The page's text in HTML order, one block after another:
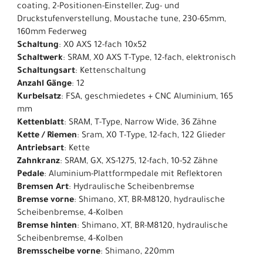
coating, 2-Positionen-Einsteller, Zug- und
Druckstufenverstellung, Moustache tune, 230-65mm,
160mm Federweg
Schaltung: X0 AXS 12-fach 10x52
Schaltwerk: SRAM, X0 AXS T-Type, 12-fach, elektronisch
Schaltungsart: Kettenschaltung
Anzahl Gänge: 12
Kurbelsatz: FSA, geschmiedetes + CNC Aluminium, 165
mm
Kettenblatt: SRAM, T-Type, Narrow Wide, 36 Zähne
Kette / Riemen: Sram, X0 T-Type, 12-fach, 122 Glieder
Antriebsart: Kette
Zahnkranz: SRAM, GX, XS-1275, 12-fach, 10-52 Zähne
Pedale: Aluminium-Plattformpedale mit Reflektoren
Bremsen Art: Hydraulische Scheibenbremse
Bremse vorne: Shimano, XT, BR-M8120, hydraulische
Scheibenbremse, 4-Kolben
Bremse hinten: Shimano, XT, BR-M8120, hydraulische
Scheibenbremse, 4-Kolben
Bremsscheibe vorne: Shimano, 220mm